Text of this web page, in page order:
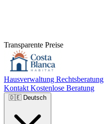
Transparente Preise
Hausverwaltung Rechtsberatung
Kontakt Kostenlose Beratung
🇩🇪 Deutsch